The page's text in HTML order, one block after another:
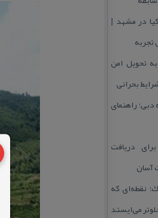
در مشهد |
تحویل امن
بحرانی
دبی؛ راهنمای
دریافت
آسان
نقطه‌ای كه
می‌ایستد